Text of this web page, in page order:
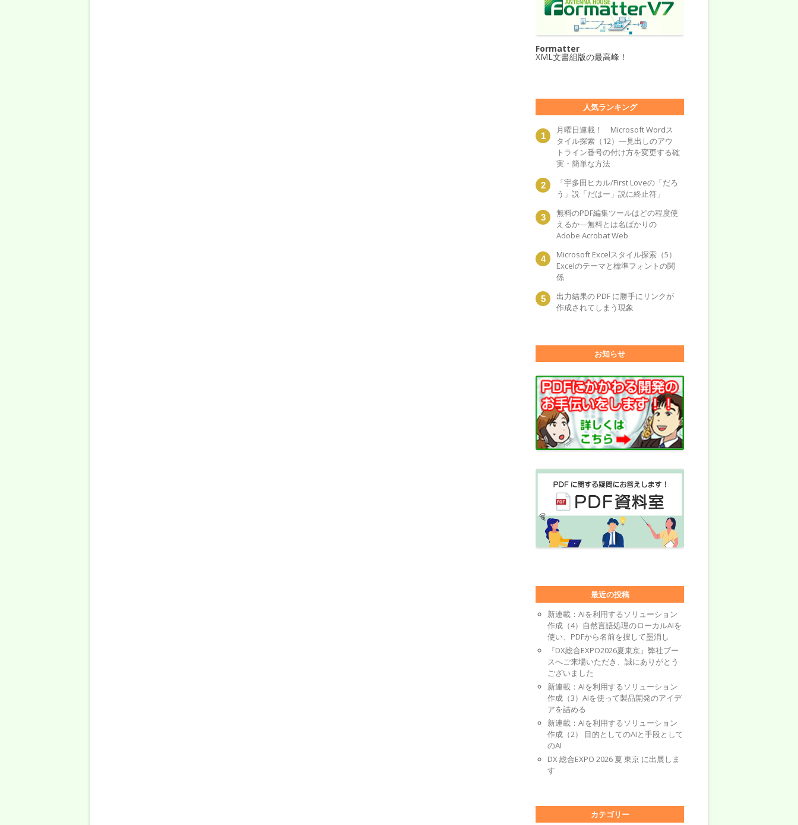
Formatter
XML文書組版の最高峰！
人気ランキング
月曜日連載！ Microsoft Wordス
タイル探索（12）―見出しのアウ
トライン番号の付け方を変更する確
実・簡単な方法
「宇多田ヒカル/First Loveの「だろ
う」説「だはー」説に終止符」
無料のPDF編集ツールはどの程度使
えるか―無料とは名ばかりの
Adobe Acrobat Web
Microsoft Excelスタイル探索（5）
Excelのテーマと標準フォントの関
係
出力結果の PDF に勝手にリンクが
作成されてしまう現象
お知らせ
最近の投稿
新連載：AIを利用するソリューション
作成（4）自然言語処理のローカルAIを
使い、PDFから名前を捜して墨消し
『DX総合EXPO2026夏東京』弊社ブー
スへご来場いただき、誠にありがとう
ございました
新連載：AIを利用するソリューション
作成（3）AIを使って製品開発のアイデ
アを詰める
新連載：AIを利用するソリューション
作成（2） 目的としてのAIと手段として
のAI
DX 総合EXPO 2026 夏 東京 に出展しま
す
カテゴリー